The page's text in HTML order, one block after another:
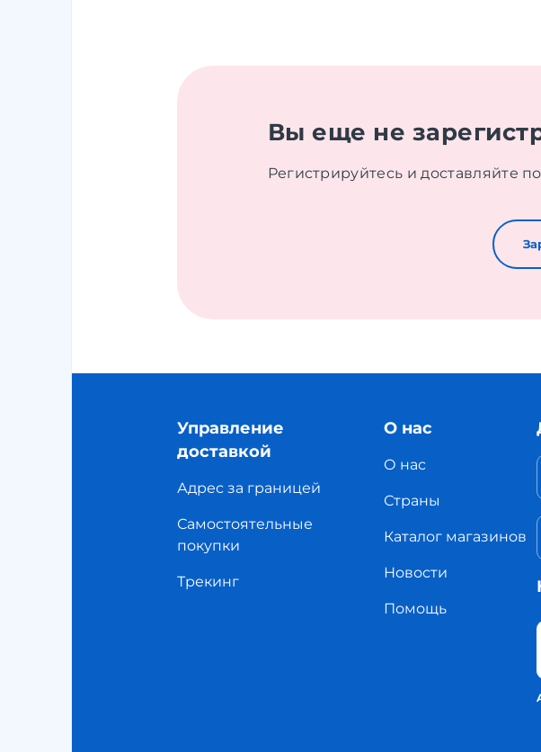
Вы еще не
Регистрируйтесь и доставляйте
Управление
доставкой
Адрес за границей
Самостоятельные
покупки
Трекинг
О нас
О нас
Страны
Каталог магазинов
Новости
Помощь